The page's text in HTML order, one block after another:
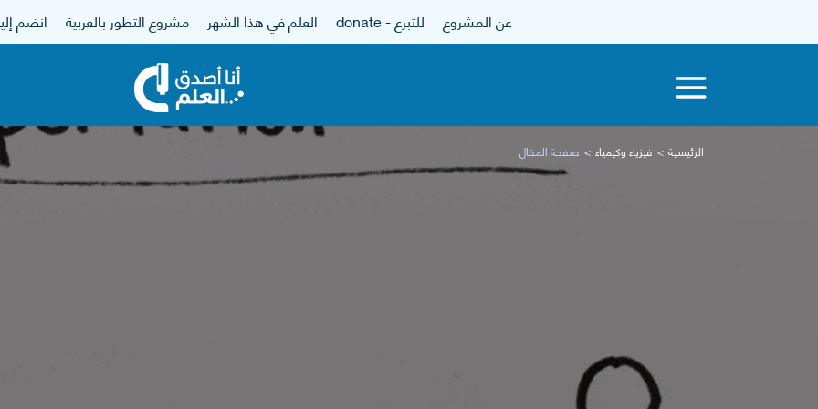
عن المشروع للتبرع - donate العلم في هذا الشهر مشروع التطور بالعربية انضم
الرئيسية فيزياء وكيمياء صفحة المقال